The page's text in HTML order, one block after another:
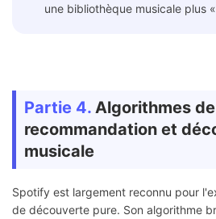
une bibliothèque musicale plus
Partie 4. Algorithmes de
recommandation et
musicale
Spotify est largement reconnu pour
de découverte pure. Son algorithme